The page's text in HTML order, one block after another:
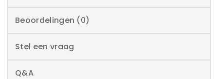
Beoordelingen (0)
Stel een vraag
Q&A